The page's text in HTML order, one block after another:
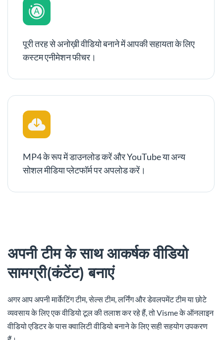
पूरी तरह से अनोख़ी वीडियो बनाने में आपकी सहायता के लिए
कस्टम एनीमेशन फीचर।
MP4 के रूप में डाउनलोड करें और YouTube या अन्य
सोशल मीडिया प्लेटफॉर्म पर अपलोड करें।
अपनी टीम के साथ आकर्षक वीडियो
सामग्री(कंटेंट) बनाएं
अगर आप अपनी मार्केटिंग टीम, सेल्स टीम, लर्निंग और डेवलपमेंट टीम या छोटे
व्यवसाय के लिए एक वीडियो टूल की तलाश कर रहे हैं, तो Visme के ऑनलाइन
वीडियो एडिटर के पास क्वालिटी वीडियो बनाने के लिए सही सहयोग उपकरण